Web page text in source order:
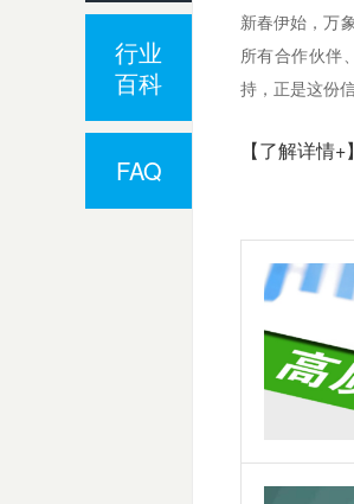
新春伊始，万
所有合作伙伴
持，正是这份
【了解详情+】
行业
百科
FAQ